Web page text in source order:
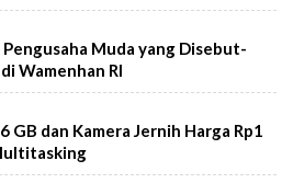
Muda yang Disebut-
Wamenhan RI
GB dan Kamera Jernih Harga Rp1